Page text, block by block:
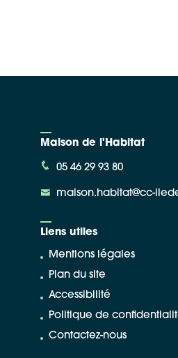
Maison de l'Habitat
05 46 29 93 80
maison.habitat@cc-
Liens utiles
Mentions légales
Plan du site
Accessibilité
Politique de
Contactez-nous